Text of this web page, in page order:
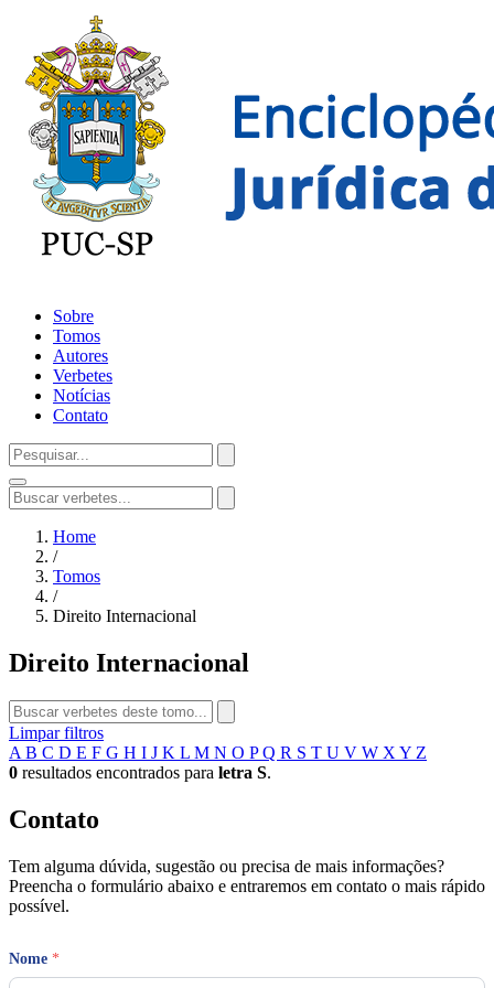
Sobre
Tomos
Autores
Verbetes
Notícias
Contato
Home
/
Tomos
/
Direito Internacional
Direito Internacional
Limpar filtros
A B C D E F G H I J K L M N O PQ R S T U V W X Y Z
0 resultados encontrados para letra S.
Contato
Tem alguma dúvida, sugestão ou precisa de mais informações?
Preencha o formulário abaixo e entraremos em contato o mais rápido
possível.
Nome *